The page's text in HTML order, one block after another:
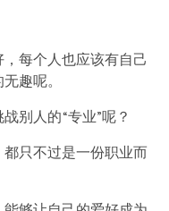
每个人也应该有自己
趣呢。
别人的“专业”呢？
只不过是一份职业而